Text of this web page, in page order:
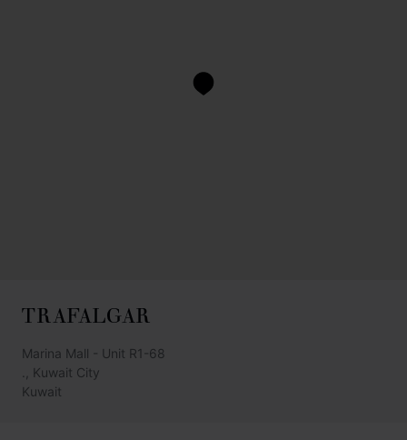
TRAFALGAR
Marina Mall - Unit R1-68
., Kuwait City
Kuwait